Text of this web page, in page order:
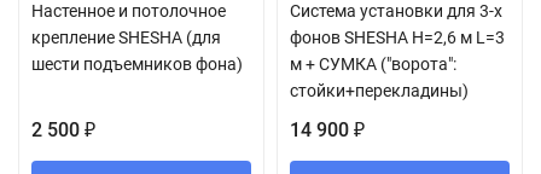
Настенное и потолочное
крепление SHESHA (для
шести подъемников фона)
2 500 ₽
Система установки для 3-х
фонов SHESHA H=2,6 м L=3
м + СУМКА ("ворота":
стойки+перекладины)
14 900 ₽